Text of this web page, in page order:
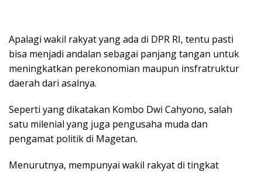
Apalagi wakil rakyat yang ada di DPR RI, tentu pasti
bisa menjadi andalan sebagai panjang tangan untuk
meningkatkan perekonomian maupun insfratruktur
daerah dari asalnya.
Seperti yang dikatakan Kombo Dwi Cahyono, salah
satu milenial yang juga pengusaha muda dan
pengamat politik di Magetan.
Menurutnya, mempunyai wakil rakyat di tingkat